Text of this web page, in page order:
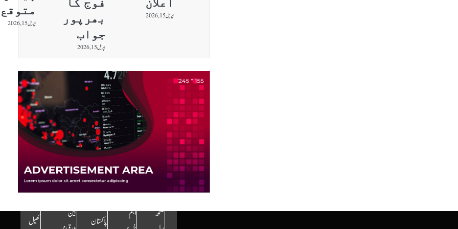
اپریل 15, 2026
بھرپور
جواب
اپریل 15, 2026
متوقع
اپریل 15, 2026
صفحہ
اہم
پاکستان
بین
کھیل